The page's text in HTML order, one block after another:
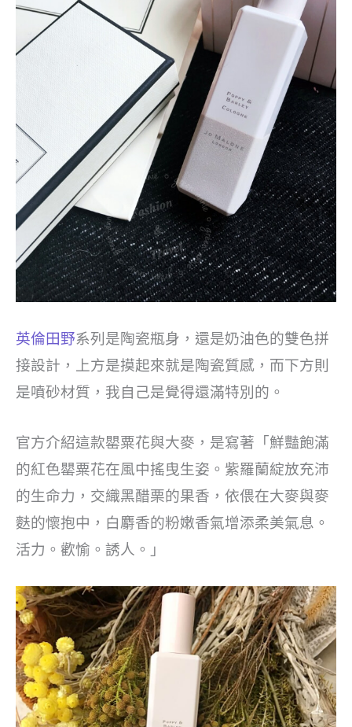
英倫田野系列是陶瓷瓶身，還是奶油色的雙色拼
接設計，上方是摸起來就是陶瓷質感，而下方則
是噴砂材質，我自己是覺得還滿特別的。
官方介紹這款罌粟花與大麥，是寫著「鮮豔飽滿
的紅色罌粟花在風中搖曳生姿。紫羅蘭綻放充沛
的生命力，交織黑醋栗的果香，依偎在大麥與麥
麩的懷抱中，白麝香的粉嫩香氣增添柔美氣息。
活力。歡愉。誘人。」